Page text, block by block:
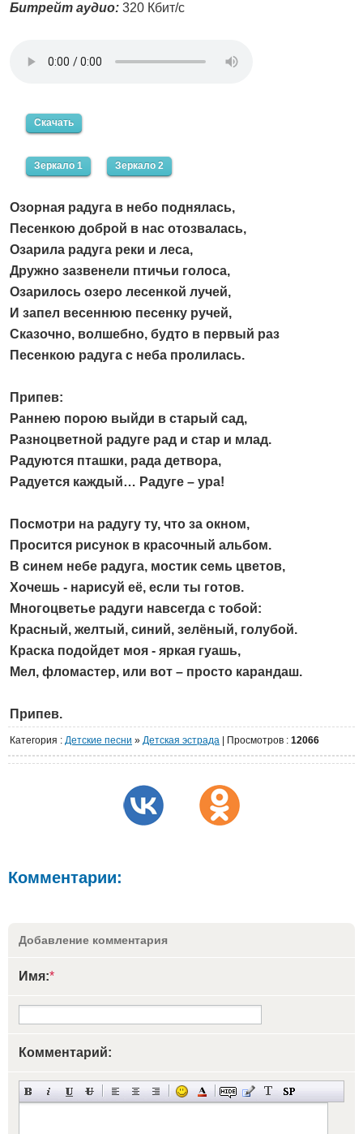
Битрейт аудио: 320 Кбит/с
Скачать
Зеркало 1 Зеркало 2
Озорная радуга в небо поднялась,
Песенкою доброй в нас отозвалась,
Озарила радуга реки и леса,
Дружно зазвенели птичьи голоса,
Озарилось озеро лесенкой лучей,
И запел весеннюю песенку ручей,
Сказочно, волшебно, будто в первый раз
Песенкою радуга с неба пролилась.
Припев:
Раннею порою выйди в старый сад,
Разноцветной радуге рад и стар и млад.
Радуются пташки, рада детвора,
Радуется каждый… Радуге – ура!
Посмотри на радугу ту, что за окном,
Просится рисунок в красочный альбом.
В синем небе радуга, мостик семь цветов,
Хочешь - нарисуй её, если ты готов.
Многоцветье радуги навсегда с тобой:
Красный, желтый, синий, зелёный, голубой.
Краска подойдет моя - яркая гуашь,
Мел, фломастер, или вот – просто карандаш.
Припев.
Категория : Детские песни » Детская эстрада Просмотров : 12066
Комментарии:
Добавление комментария
Имя:*
Комментарий: